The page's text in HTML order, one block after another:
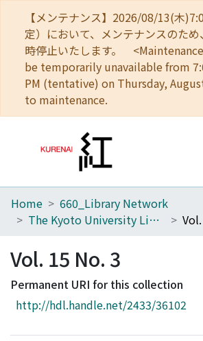
【メンテナンス】2026/08/13(木
定）において、メンテナンスのた
時停止いたします。
be temporarily unavailable from
PM (tentative) on Thursday,
to maintenance.
Home
Browse
Download Ranking
Access Statistics
Home
660_Library Network
The Kyoto University Library Network Bulletin : Sei-shu
Vol. 15 No. 3
Permanent URI for this collection
http://hdl.handle.net/2433/36102